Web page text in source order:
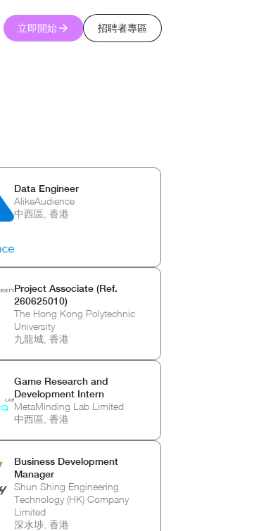
立即開始 招聘者專區
Data Engineer
AlikeAudience
中西區, 香港
Project Associate (Ref.
260625010)
The Hong Kong Polytechnic
University
九龍城, 香港
Game Research and
Development Intern
MetaMinding Lab Limited
中西區, 香港
Business Development
Manager
Shun Shing Engineering
Technology (HK) Company
Limited
深水埗, 香港